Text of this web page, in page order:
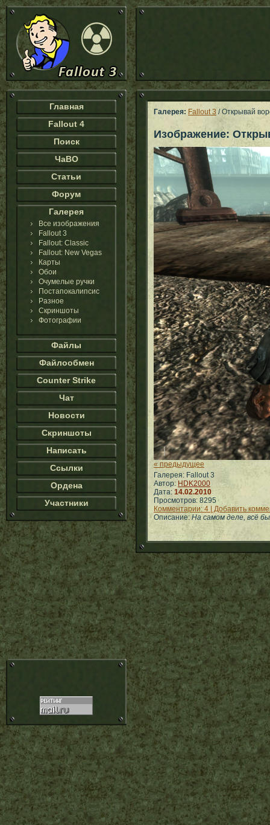
Главная
Fallout 4
Поиск
ЧаВО
Статьи
Форум
Галерея
Все изображения
Fallout 3
Fallout: Classic
Fallout: New Vegas
Карты
Обои
Очумелые ручки
Постапокалипсис
Разное
Скриншоты
Фотографии
Файлы
Файлообмен
Counter Strike
Чат
Новости
Скриншоты
Написать
Ссылки
Ордена
Участники
Галерея: Fallout 3 / Открывай
Изображение:
« предыдущее
Галерея: Fallout 3
Автор: HDK2000
Дата: 14.02.2010
Просмотров: 8295
Комментарии: 4 | Добавить
Описание: На самом деле, всё